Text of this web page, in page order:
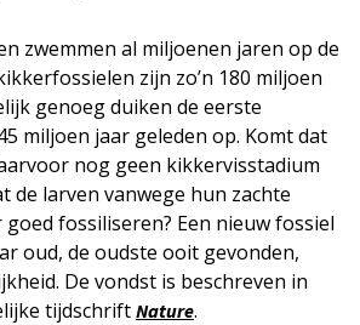
zwemmen al miljoenen jaren op de
zijn zo’n 180 miljoen
genoeg duiken de eerste
miljoen jaar geleden op. Komt dat
nog geen kikkervisstadium
de larven vanwege hun zachte
fossiliseren? Een nieuw fossiel
oud, de oudste ooit gevonden,
De vondst is beschreven in
tijdschrift Nature.